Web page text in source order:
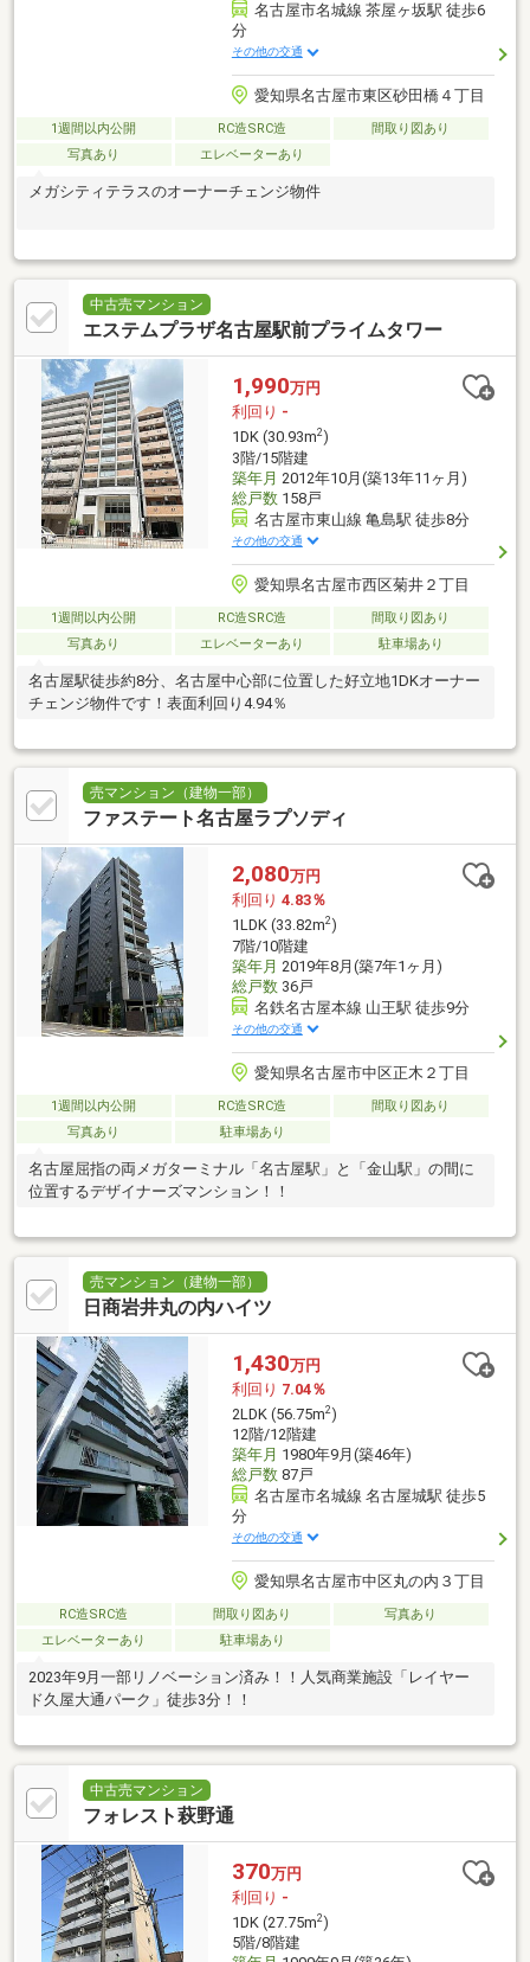
名古屋市名城線 茶屋ヶ坂駅 徒歩6
分
その他の交通
愛知県名古屋市東区砂田橋４丁目
1週間以内公開 RC造SRC造
間取り図あり
写真あり
エレベーターあり
メガシティテラスのオーナーチェンジ物件
中古売マンション
エステムプラザ名古屋駅前プライムタワー
1,990万円
利回り -
1DK (30.93m2)
3階/15階建
築年月 2012年10月(築13年11ヶ月)
総戸数158戸
名古屋市東山線 亀島駅 徒歩8分
その他の交通
愛知県名古屋市西区菊井２丁目
1週間以内公開 RC造SRC造
間取り図あり
写真あり
エレベーターあり 駐車場あり
名古屋駅徒歩約8分、名古屋中心部に位置した好立地1DKオーナー
チェンジ物件です！表面利回り4.94％
売マンション（建物一部）
ファステート名古屋ラプソディ
2,080万円
利回り 4.83％
1LDK (33.82m2)
7階/10階建
築年月 2019年8月(築7年1ヶ月)
総戸数36戸
名鉄名古屋本線 山王駅 徒歩9分
その他の交通
愛知県名古屋市中区正木２丁目
1週間以内公開 RC造SRC造
間取り図あり
写真あり
駐車場あり
名古屋屈指の両メガターミナル「名古屋駅」と「金山駅」の間に
位置するデザイナーズマンション！！
売マンション（建物一部）
日商岩井丸の内ハイツ
1,430万円
利回り 7.04％
2LDK (56.75m2)
12階/12階建
築年月 1980年9月(築46年)
総戸数87戸
名古屋市名城線 名古屋城駅 徒歩5
分
その他の交通
愛知県名古屋市中区丸の内３丁目
RC造SRC造 間取り図あり
写真あり
エレベーターあり
駐車場あり
2023年9月一部リノベーション済み！！人気商業施設「レイヤー
ド久屋大通パーク」徒歩3分！！
中古売マンション
フォレスト萩野通
370万円
利回り -
1DK (27.75m2)
5階/8階建